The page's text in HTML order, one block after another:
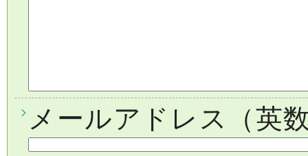
メールアドレス（英